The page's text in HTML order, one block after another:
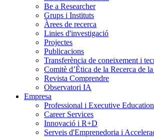
Be a Researcher
Grups i Instituts
Àrees de recerca
Linies d'investigació
Projectes
Publicacions
Transferència de coneixement i
Comitè d’Ètica de la Recerca de
Revista Comprendre
Observatori IA
Empresa
Professional i Executive Education
Career Services
Innovació i R+D
Serveis d'Emprenedoria i